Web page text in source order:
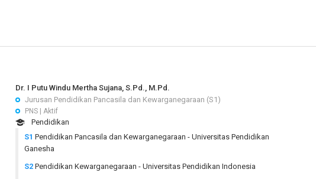
Dr. I Putu Windu Mertha Sujana, S.Pd., M.Pd.
Jurusan Pendidikan Pancasila dan Kewarganegaraan (S1)
PNS | Aktif
Pendidikan
S1 Pendidikan Pancasila dan Kewarganegaraan - Universitas Pendidikan
Ganesha
S2 Pendidikan Kewarganegaraan - Universitas Pendidikan Indonesia